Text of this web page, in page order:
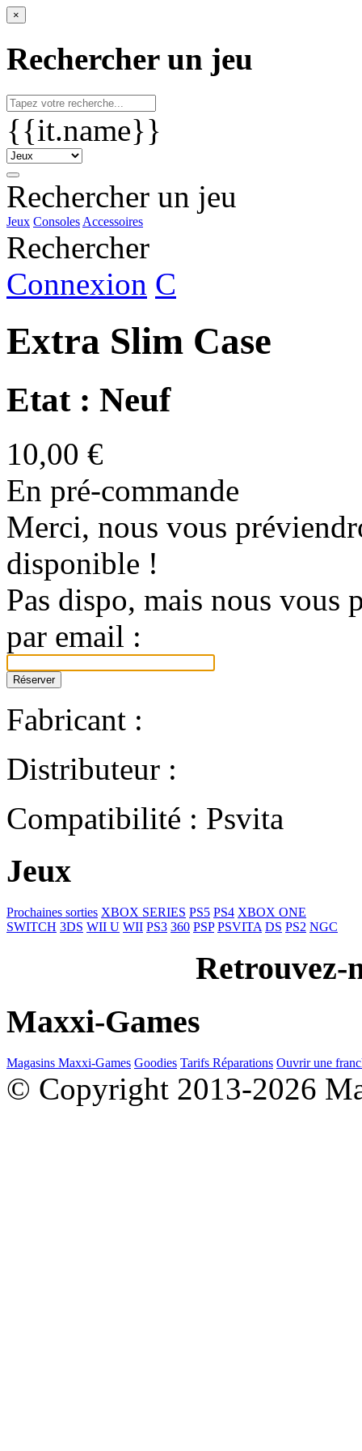
×
Rechercher un jeu
{{it.name}}
Rechercher un jeu
Jeux Consoles Accessoires
Rechercher
Connexion C
Extra Slim Case
Etat : Neuf
10,00 €
En pré-commande
Merci, nous vous
disponible !
Pas dispo, mais nous vous
par email :
Fabricant :
Distributeur :
Compatibilité : Psvita
Jeux
Prochaines sorties XBOX SERIES PS5 PS4 XBOX ONE
SWITCH 3DS WII U WII PS3 360 PSP PSVITA DS PS2 NGC
Retrouvez-
Maxxi-Games
Magasins Maxxi-Games Goodies Tarifs Réparations Ouvrir une
© Copyright 2013-2026